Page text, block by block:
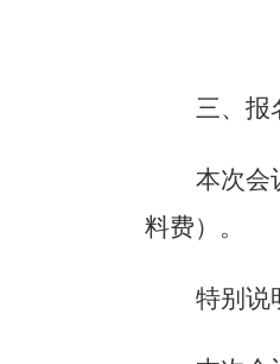
三、报
本次会
料费）。
特别说